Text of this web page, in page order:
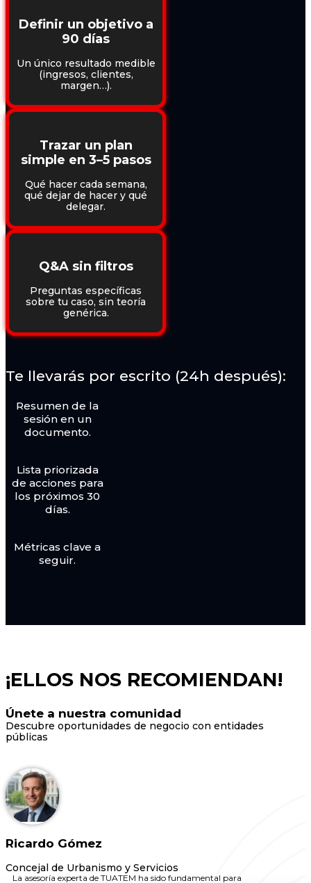
Definir un objetivo a
90 días
Un único resultado medible
(ingresos, clientes,
margen…).
Trazar un plan
simple en 3–5 pasos
Qué hacer cada semana,
qué dejar de hacer y qué
delegar.
Q&A sin filtros
Preguntas específicas
sobre tu caso, sin teoría
genérica.
Te llevarás por escrito (24h después):
Resumen de la
sesión en un
documento.
Lista priorizada
de acciones para
los próximos 30
días.
Métricas clave a
seguir.
¡ELLOS NOS RECOMIENDAN!
Únete a nuestra comunidad
Descubre oportunidades de negocio con entidades
públicas
Ricardo Gómez
Concejal de Urbanismo y Servicios
La asesoría experta de TUATEM ha sido fundamental para